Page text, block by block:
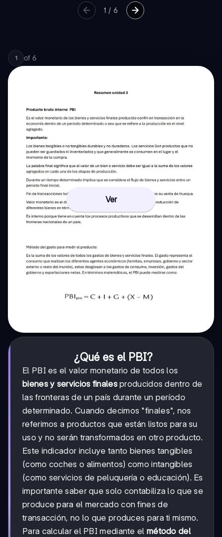
1 /6
1 of 6
Ver
¿Qué es el PBI?
El PBI es el valor monetario de todos los
bienes y servicios finalesproducidos dentro de
las fronteras de un país durante un período
determinado. Cuando decimos "finales", nos
referimos a productos que están listos para su
uso y no serán transformados en otro producto.
Este indicador incluye tanto bienes tangibles
(como coches o alimentos) como intangibles
(como servicios de peluquería o educación). Es
importante saber que solo contabiliza lo que se
produce para el mercado con fines de
transacción, no lo que produces para ti mismo.
Para calcular el PBI mediante el método del